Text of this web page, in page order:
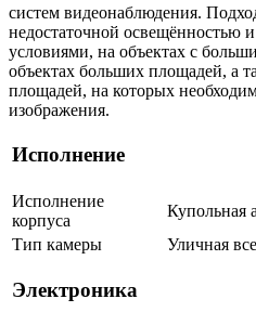
систем видеонаблюдения.
недостаточной освещённостью
условиями, на объектах с
объектах больших площадей, а
площадей, на которых
изображения.
Исполнение
Исполнение
корпуса
Купольная
Тип камеры
Уличная
Электроника